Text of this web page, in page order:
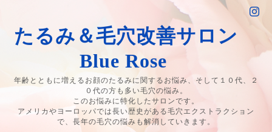
たるみ＆毛穴改善サロン
Blue Rose
年齢とともに増えるお顔のたるみに関するお悩み、そして１０代、２
０代の方も多い毛穴の悩み。
このお悩みに特化したサロンです。
アメリカやヨーロッパでは長い歴史がある毛穴エクストラクション
で、長年の毛穴の悩みも解消していきます。